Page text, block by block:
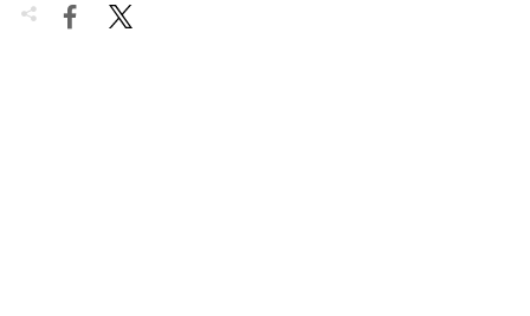
 